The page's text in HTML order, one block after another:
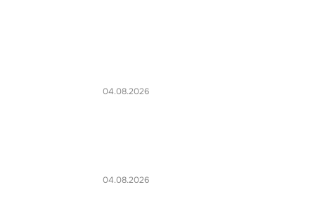
04.08.2026
04.08.2026